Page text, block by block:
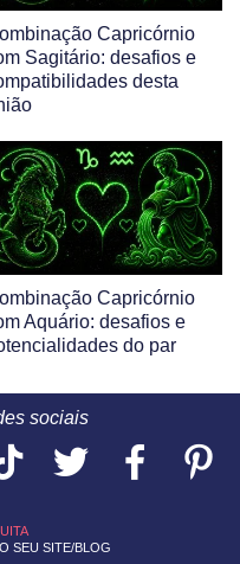
Capricórnio
Sagitário: desafios e
desta
Capricórnio
Aquário: desafios e
do par
sociais
SEU SITE/BLOG